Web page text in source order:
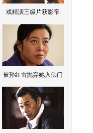
戏精演三级片获影帝
被孙红雷抛弃她入佛门